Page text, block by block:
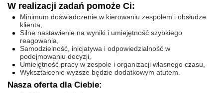
W realizacji zadań pomoże Ci:
Minimum doświadczenie w kierowaniu zespołem i obsłudze
klienta,
Silne nastawienie na wyniki i umiejętność szybkiego
reagowania,
Samodzielność, inicjatywa i odpowiedzialność w
podejmowaniu decyzji,
Umiejętność pracy w zespole i organizacji własnego czasu,
Wykształcenie wyższe będzie dodatkowym atutem.
Nasza oferta dla Ciebie: